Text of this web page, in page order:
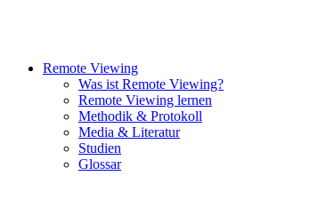
Remote Viewing
Was ist Remote Viewing?
Remote Viewing lernen
Methodik & Protokoll
Media & Literatur
Studien
Glossar